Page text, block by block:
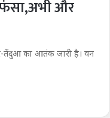
और
तेंदुआ का आतंक जारी है। वन